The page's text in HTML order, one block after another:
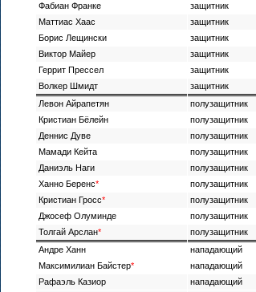
Фабиан Франке
защитник
Маттиас Хаас
защитник
Борис Лещински
защитник
Виктор Майер
защитник
Геррит Прессел
защитник
Волкер Шмидт
защитник
Левон Айрапетян
полузащитник
Кристиан Бёлейн
полузащитник
Деннис Дуве
полузащитник
Мамади Кейта
полузащитник
Даниэль Наги
полузащитник
Ханно Беренс* полузащитник
Кристиан Гросс* полузащитник
Джосеф Олуминде
полузащитник
Толгай Арслан* полузащитник
Андре Ханн
нападающий
Максимилиан Байстер* нападающий
Рафаэль Казиор
нападающий